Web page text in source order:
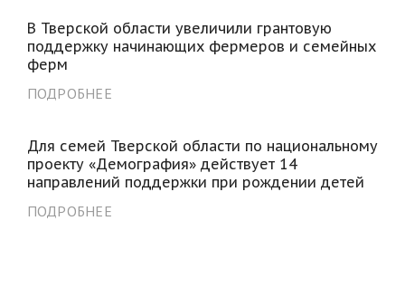
В Тверской области увеличили грантовую
поддержку начинающих фермеров и семейных
ферм
ПОДРОБНЕЕ
Для семей Тверской области по национальному
проекту «Демография» действует 14
направлений поддержки при рождении детей
ПОДРОБНЕЕ